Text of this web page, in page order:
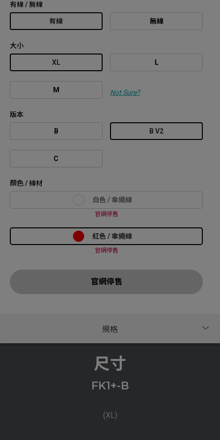
有線 / 無線
有線 無線
大小
XL L
M Not Sure?
版本
B B V2
C
顏色 / 線材
白色 / 傘繩線
官網停售
紅色 / 傘繩線
官網停售
官網停售
尺寸
FK1+-B
(XL)